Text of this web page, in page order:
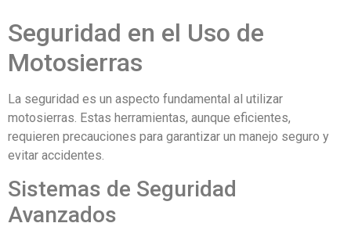
Seguridad en el Uso de
Motosierras
La seguridad es un aspecto fundamental al utilizar
motosierras. Estas herramientas, aunque eficientes,
requieren precauciones para garantizar un manejo seguro y
evitar accidentes.
Sistemas de Seguridad
Avanzados